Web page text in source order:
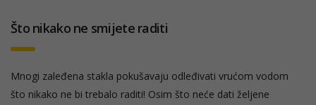
Što nikako ne smijete raditi
Mnogi zaleđena stakla pokušavaju odleđivati vrućom vodom
što nikako ne bi trebalo raditi! Osim što neće dati željene